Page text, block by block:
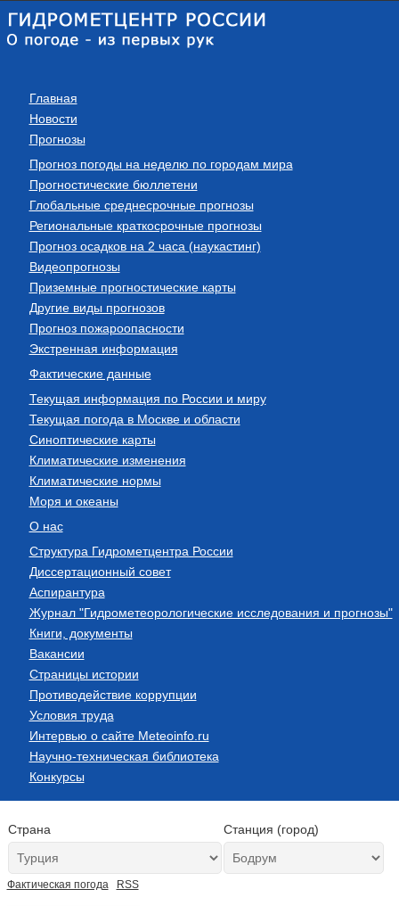
Главная
Новости
Прогнозы
Прогноз погоды на неделю по городам мира
Прогностические бюллетени
Глобальные среднесрочные прогнозы
Региональные краткосрочные прогнозы
Прогноз осадков на 2 часа (наукастинг)
Видеопрогнозы
Приземные прогностические карты
Другие виды прогнозов
Прогноз пожароопасности
Экстренная информация
Фактические данные
Текущая информация по России и миру
Текущая погода в Москве и области
Синоптические карты
Климатические изменения
Климатические нормы
Моря и океаны
О нас
Структура Гидрометцентра России
Диссертационный совет
Аспирантура
Журнал "Гидрометеорологические исследования и прогнозы"
Книги, документы
Вакансии
Страницы истории
Противодействие коррупции
Условия труда
Интервью о сайте Meteoinfo.ru
Научно-техническая библиотека
Конкурсы
Страна Станция (город)
Фактическая погода RSS